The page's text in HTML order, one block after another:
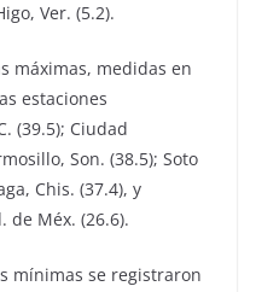
Ver. (5.2).
máximas, medidas en
estaciones
(39.5); Ciudad
Son. (38.5); Soto
Chis. (37.4), y
de Méx. (26.6).
mínimas se registraron